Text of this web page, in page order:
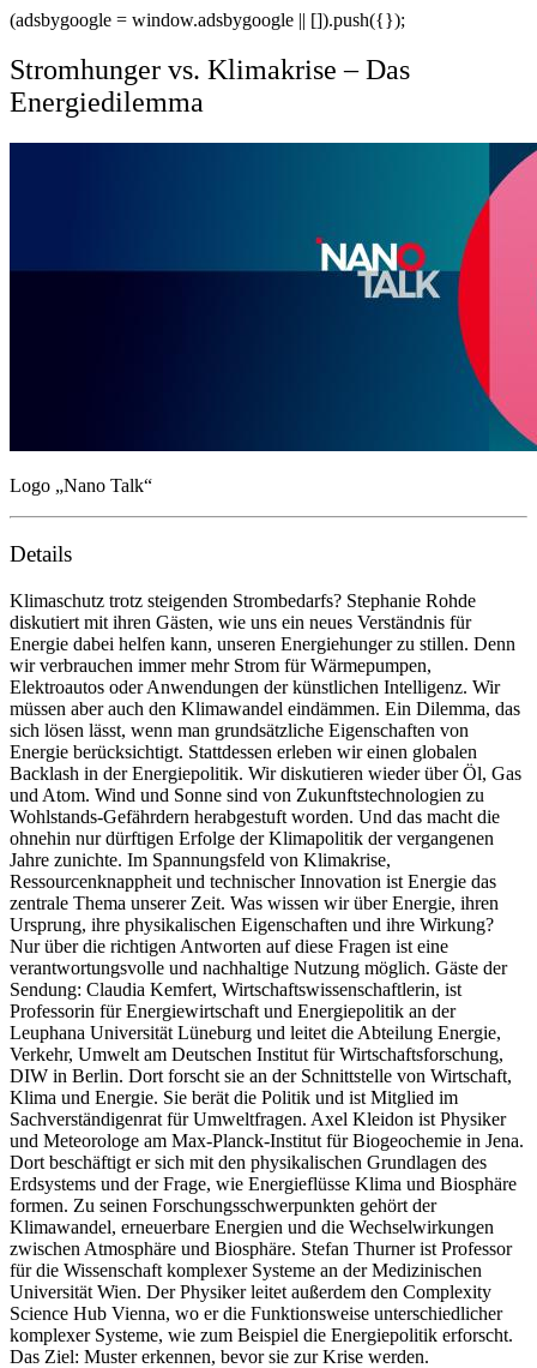
(adsbygoogle = window.adsbygoogle || []).push({});
Stromhunger vs. Klimakrise – Das
Energiedilemma
Logo „Nano Talk“
Details
Klimaschutz trotz steigenden Strombedarfs? Stephanie Rohde
diskutiert mit ihren Gästen, wie uns ein neues Verständnis für
Energie dabei helfen kann, unseren Energiehunger zu stillen. Denn
wir verbrauchen immer mehr Strom für Wärmepumpen,
Elektroautos oder Anwendungen der künstlichen Intelligenz. Wir
müssen aber auch den Klimawandel eindämmen. Ein Dilemma, das
sich lösen lässt, wenn man grundsätzliche Eigenschaften von
Energie berücksichtigt. Stattdessen erleben wir einen globalen
Backlash in der Energiepolitik. Wir diskutieren wieder über Öl, Gas
und Atom. Wind und Sonne sind von Zukunftstechnologien zu
Wohlstands-Gefährdern herabgestuft worden. Und das macht die
ohnehin nur dürftigen Erfolge der Klimapolitik der vergangenen
Jahre zunichte. Im Spannungsfeld von Klimakrise,
Ressourcenknappheit und technischer Innovation ist Energie das
zentrale Thema unserer Zeit. Was wissen wir über Energie, ihren
Ursprung, ihre physikalischen Eigenschaften und ihre Wirkung?
Nur über die richtigen Antworten auf diese Fragen ist eine
verantwortungsvolle und nachhaltige Nutzung möglich. Gäste der
Sendung: Claudia Kemfert, Wirtschaftswissenschaftlerin, ist
Professorin für Energiewirtschaft und Energiepolitik an der
Leuphana Universität Lüneburg und leitet die Abteilung Energie,
Verkehr, Umwelt am Deutschen Institut für Wirtschaftsforschung,
DIW in Berlin. Dort forscht sie an der Schnittstelle von Wirtschaft,
Klima und Energie. Sie berät die Politik und ist Mitglied im
Sachverständigenrat für Umweltfragen. Axel Kleidon ist Physiker
und Meteorologe am Max-Planck-Institut für Biogeochemie in Jena.
Dort beschäftigt er sich mit den physikalischen Grundlagen des
Erdsystems und der Frage, wie Energieflüsse Klima und Biosphäre
formen. Zu seinen Forschungsschwerpunkten gehört der
Klimawandel, erneuerbare Energien und die Wechselwirkungen
zwischen Atmosphäre und Biosphäre. Stefan Thurner ist Professor
für die Wissenschaft komplexer Systeme an der Medizinischen
Universität Wien. Der Physiker leitet außerdem den Complexity
Science Hub Vienna, wo er die Funktionsweise unterschiedlicher
komplexer Systeme, wie zum Beispiel die Energiepolitik erforscht.
Das Ziel: Muster erkennen, bevor sie zur Krise werden.